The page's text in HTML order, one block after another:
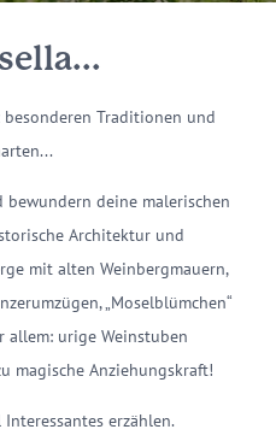
Traditionen und
deine malerischen
Architektur und
mit alten Weinbergmauern,
„Moselblümchen“
allem: urige Weinstuben
magische Anziehungskraft!
erzählen.